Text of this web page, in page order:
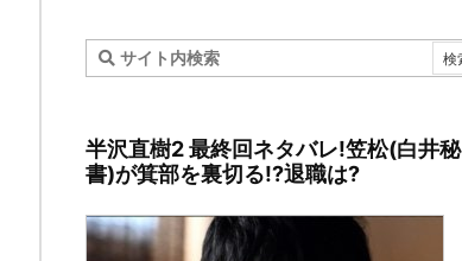
天
と
地
半沢直樹2 最終回ネタバレ!笠松(白井秘
書)が箕部を裏切る!?退職は?